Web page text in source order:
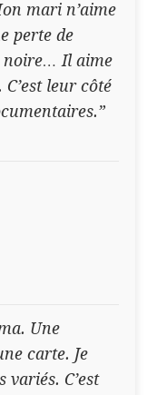
mari n’aime
perte de
noire… Il aime
leur côté
Une
carte. Je
C’est